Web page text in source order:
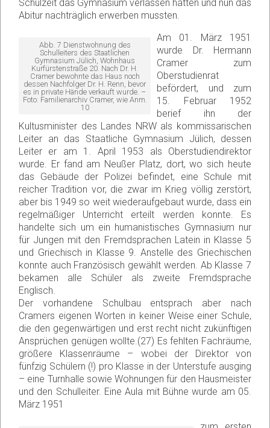
Schulzeit das Gymnasium verlassen hatten und nun das
Abitur nachträglich erwerben mussten.
Abb. 7 Dienstwohnung des
Schulleiters des Staatlichen
Gymnasium Jülich, Wohnhaus
Kurfürstenstraße 20. Nach Dr. H.
Cramer bewohnte das Haus noch
dessen Nachfolger Dr. H. Renn, bevor
es in private Hände verkauft wurde. –
Foto: Familienarchiv Cramer, wie Anm.
10
Am 01. März 1951
wurde Dr. Hermann
Cramer zum
Oberstudienrat
befördert, und zum
15. Februar 1952
berief ihn der
Kultusminister des Landes NRW als kommissarischen
Leiter an das Staatliche Gymnasium Jülich, dessen
Leiter er am 1. April 1953 als Oberstudiendirektor
wurde. Er fand am Neußer Platz, dort, wo sich heute
das Gebäude der Polizei befindet, eine Schule mit
reicher Tradition vor, die zwar im Krieg völlig zerstört,
aber bis 1949 so weit wiederaufgebaut wurde, dass ein
regelmäßiger Unterricht erteilt werden konnte. Es
handelte sich um ein humanistisches Gymnasium nur
für Jungen mit den Fremdsprachen Latein in Klasse 5
und Griechisch in Klasse 9. Anstelle des Griechischen
konnte auch Französisch gewählt werden. Ab Klasse 7
bekamen alle Schüler als zweite Fremdsprache
Englisch.
Der vorhandene Schulbau entsprach aber nach
Cramers eigenen Worten in keiner Weise einer Schule,
die den gegenwärtigen und erst recht nicht zukünftigen
Ansprüchen genügen wollte.(27) Es fehlten Fachräume,
größere Klassenräume – wobei der Direktor von
fünfzig Schülern (!) pro Klasse in der Unterstufe ausging
– eine Turnhalle sowie Wohnungen für den Hausmeister
und den Schulleiter. Eine Aula mit Bühne wurde am 05.
März 1951